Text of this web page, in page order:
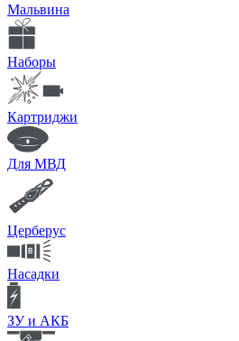
Мальвина
Наборы
Картриджи
Для МВД
Церберус
Насадки
ЗУ и АКБ